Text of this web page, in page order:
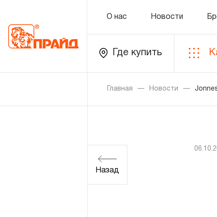
О нас Новости
Где купить
Каталог
Распродажа
Уцененный товар
Главная Новости
Назад